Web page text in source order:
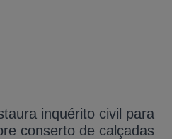
inquérito civil para
conserto de calçadas